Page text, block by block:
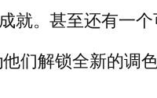
就。甚至还有一
们解锁全新的调